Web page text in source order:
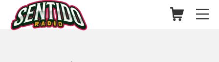
Saltar
contenido
Carrito de